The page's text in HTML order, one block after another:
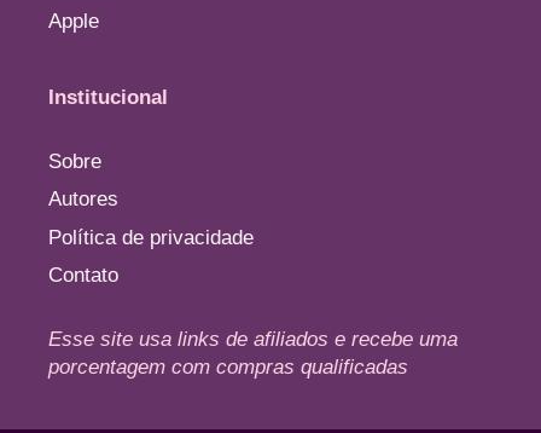
Apple
Institucional
Sobre
Autores
Política de privacidade
Contato
Esse site usa links de afiliados e recebe uma
porcentagem com compras qualificadas